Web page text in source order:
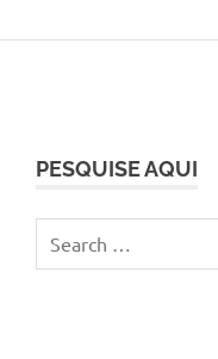
PESQUISE AQUI
for: